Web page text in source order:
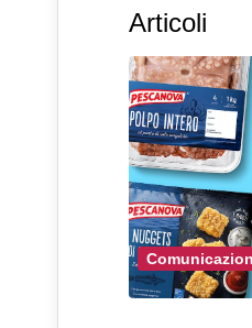
Articoli